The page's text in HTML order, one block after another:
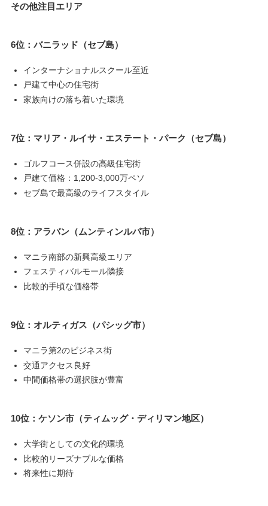
その他注目エリア
6位：バニラッド（セブ島）
インターナショナルスクール至近
戸建て中心の住宅街
家族向けの落ち着いた環境
7位：マリア・ルイサ・エステート・パーク（セブ島）
ゴルフコース併設の高級住宅街
戸建て価格：1,200-3,000万ペソ
セブ島で最高級のライフスタイル
8位：アラバン（ムンティンルパ市）
マニラ南部の新興高級エリア
フェスティバルモール隣接
比較的手頃な価格帯
9位：オルティガス（パシッグ市）
マニラ第2のビジネス街
交通アクセス良好
中間価格帯の選択肢が豊富
10位：ケソン市（ティムッグ・ディリマン地区）
大学街としての文化的環境
比較的リーズナブルな価格
将来性に期待